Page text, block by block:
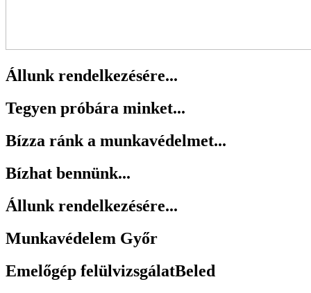
Állunk rendelkezésére...
Tegyen próbára minket...
Bízza ránk a munkavédelmet...
Bízhat bennünk...
Állunk rendelkezésére...
Munkavédelem Győr
Emelőgép felülvizsgálatBeled